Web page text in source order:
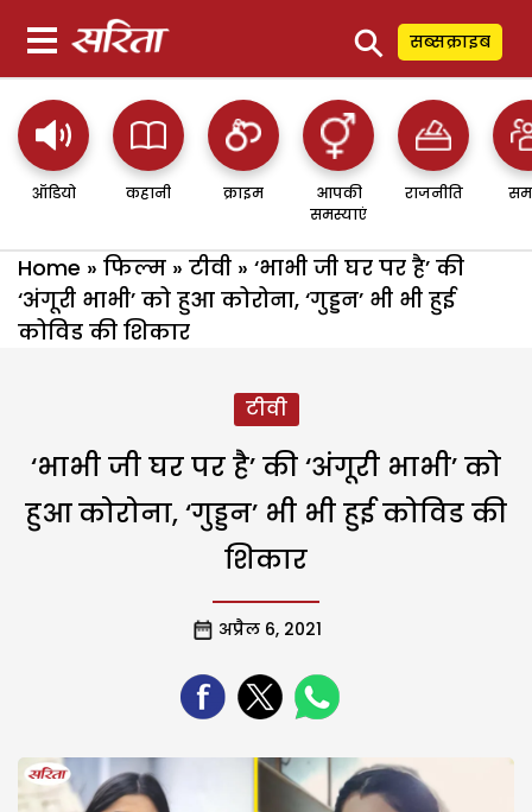
⚲ सब्सक्राइब
ऑडियो कहानी क्राइम
आपकी
समस्याएं
राजनीति
Home » फिल्म » टीवी » ‘भाभी जी घर पर है’ की
‘अंगूरी भाभी’ को हुआ कोरोना, ‘गुड्डन’ भी भी हुई
कोविड की शिकार
टीवी
‘भाभी जी घर पर है’ की ‘अंगूरी भाभी’ को
हुआ कोरोना, ‘गुड्डन’ भी भी हुई कोविड की
शिकार
अप्रैल 6, 2021